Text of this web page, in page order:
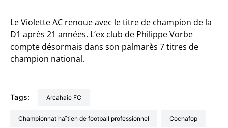
Le Violette AC renoue avec le titre de champion de la
D1 après 21 années. L’ex club de Philippe Vorbe
compte désormais dans son palmarès 7 titres de
champion national.
Tags: Arcahaie FC
Championnat haïtien de football professionnel Cochafop